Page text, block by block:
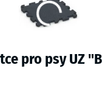
pro psy UZ